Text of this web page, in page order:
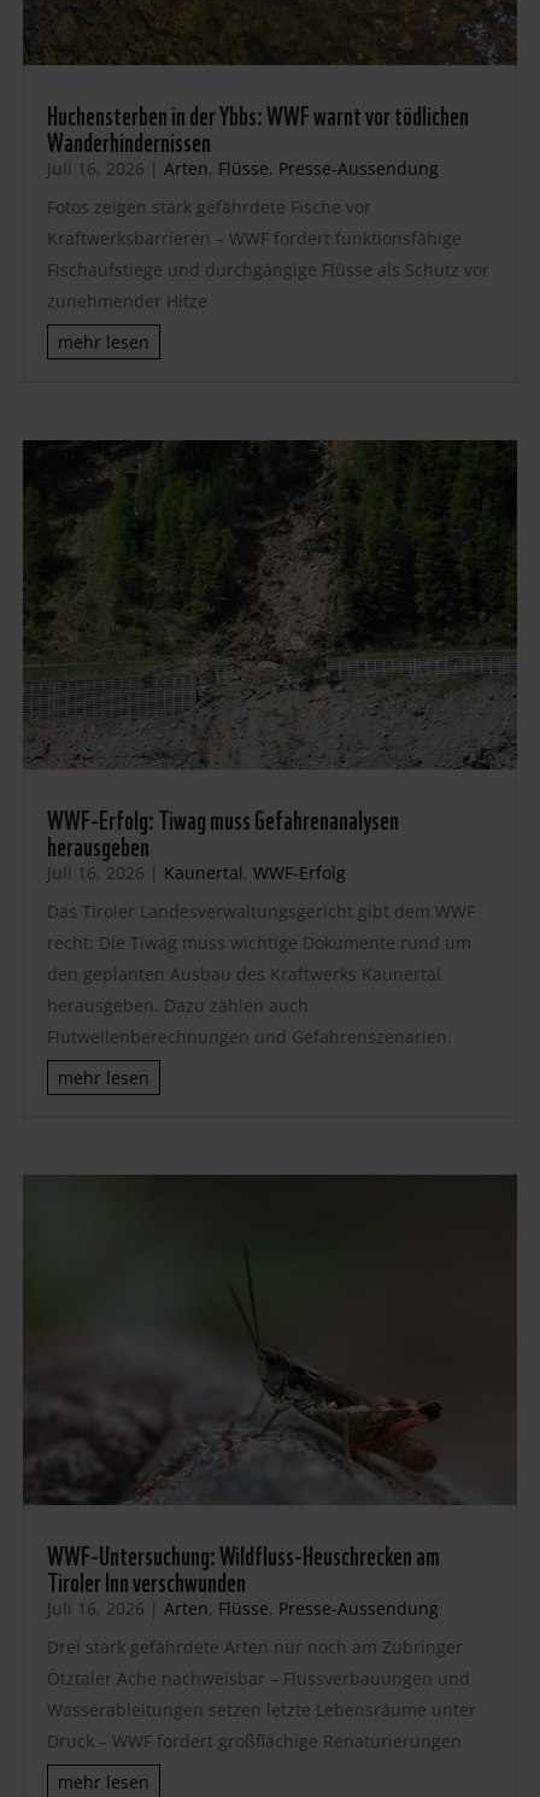
Huchensterben in der Ybbs: WWF warnt vor tödlichen
Wanderhindernissen
Juli 16, 2026 | Arten, Flüsse, Presse-Aussendung
Fotos zeigen stark gefährdete Fische vor
Kraftwerksbarrieren – WWF fordert funktionsfähige
Fischaufstiege und durchgängige Flüsse als Schutz vor
zunehmender Hitze
mehr lesen
WWF-Erfolg: Tiwag muss Gefahrenanalysen
herausgeben
Juli 16, 2026 | Kaunertal, WWF-Erfolg
Das Tiroler Landesverwaltungsgericht gibt dem WWF
recht: Die Tiwag muss wichtige Dokumente rund um
den geplanten Ausbau des Kraftwerks Kaunertal
herausgeben. Dazu zählen auch
Flutwellenberechnungen und Gefahrenszenarien.
mehr lesen
WWF-Untersuchung: Wildfluss-Heuschrecken am
Tiroler Inn verschwunden
Juli 16, 2026 | Arten, Flüsse, Presse-Aussendung
Drei stark gefährdete Arten nur noch am Zubringer
Ötztaler Ache nachweisbar – Flussverbauungen und
Wasserableitungen setzen letzte Lebensräume unter
Druck – WWF fordert großflächige Renaturierungen
mehr lesen